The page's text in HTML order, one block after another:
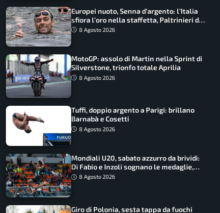
Europei nuoto, Senna d’argento: l’Italia
sfiora l’oro nella staffetta, Paltrinieri da
urlo, il bilancio azzurro
8 Agosto 2026
MotoGP: assolo di Martin nella Sprint di
Silverstone, trionfo totale Aprilia
8 Agosto 2026
Tuffi, doppio argento a Parigi: brillano
Barnabà e Cosetti
8 Agosto 2026
Mondiali U20, sabato azzurro da brividi:
Di Fabio e Inzoli sognano le medaglie,
Castellani e Succo in finale
8 Agosto 2026
Giro di Polonia, sesta tappa da fuochi